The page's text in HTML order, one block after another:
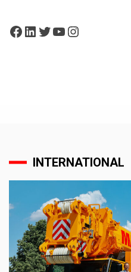
Facebook
LinkedIn
Twitter
YouTube
Instagram
INTERNATIONAL